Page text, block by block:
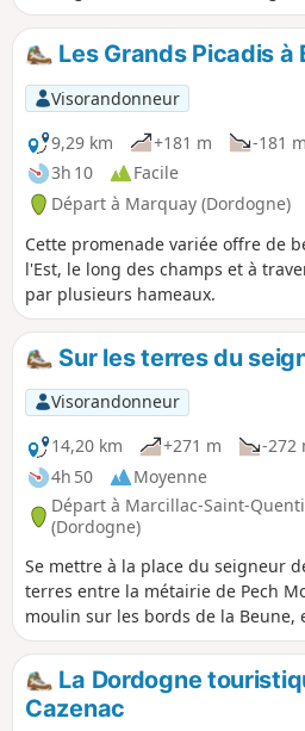
se partagent l’espace.
Les Grands Picadis à
Visorandonneur
9,29 km
+181 m
-181 m
3h 10
Facile
Départ à Marquay (Dordogne)
Cette promenade variée offre de
l'Est, le long des champs et à
par plusieurs hameaux.
Sur les terres du
Visorandonneur
14,20 km
+271 m
-272
4h 50
Moyenne
Départ à Marcillac-Saint-
(Dordogne)
Se mettre à la place du seigneur
terres entre la métairie de Pech
moulin sur les bords de la Beune,
château, prend bien la journée.
Marcillac entre champs et forêts.
La Dordogne
Cazenac